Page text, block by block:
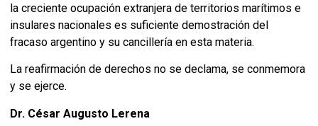
la creciente ocupación extranjera de territorios marítimos e
insulares nacionales es suficiente demostración del
fracaso argentino y su cancillería en esta materia.
La reafirmación de derechos no se declama, se conmemora
y se ejerce.
Dr. César Augusto Lerena